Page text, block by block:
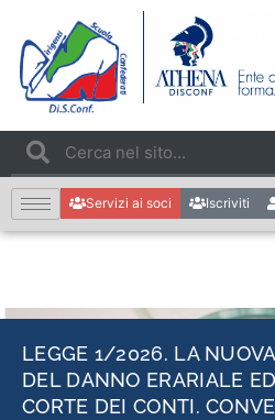
Servizi ai soci Iscriviti
LEGGE 1/2026. LA
DEL DANNO ERARIALE
CORTE DEI CONTI.